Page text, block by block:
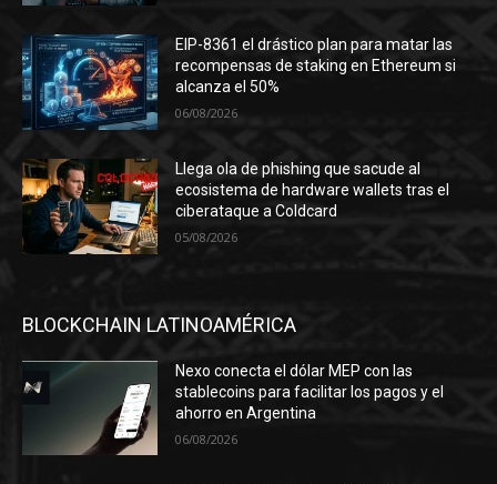
EIP-8361 el drástico plan para matar las
recompensas de staking en Ethereum si
alcanza el 50%
06/08/2026
Llega ola de phishing que sacude al
ecosistema de hardware wallets tras el
ciberataque a Coldcard
05/08/2026
BLOCKCHAIN LATINOAMÉRICA
Nexo conecta el dólar MEP con las
stablecoins para facilitar los pagos y el
ahorro en Argentina
06/08/2026